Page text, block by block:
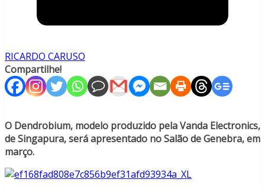
RICARDO CARUSO
Compartilhe!
O Dendrobium, modelo produzido pela Vanda Electronics,
de Singapura, será apresentado no Salão de Genebra, em
março.